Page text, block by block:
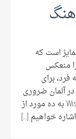
است که
منعکس
برای
آلمان ضروری
است. در این مقاله از Wise Business Group به ده مورد از
خواهیم […]